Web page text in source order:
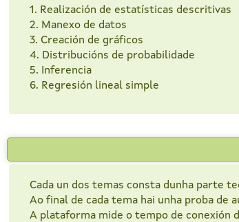
1. Realización de estatísticas descritivas
2. Manexo de datos
3. Creación de gráficos
4. Distribucións de probabilidade
5. Inferencia
6. Regresión lineal simple
Cada un dos temas consta dunha parte
Ao final de cada tema hai unha proba de
A plataforma mide o tempo de conexión